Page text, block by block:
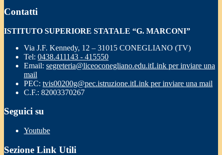
Contatti
ISTITUTO SUPERIORE STATALE “G. MARCONI”
Via J.F. Kennedy, 12 – 31015 CONEGLIANO (TV)
Tel: 0438.411143 - 415550
Email: segreteria@liceoconegliano.edu.itLink per inviare una
mail
PEC: tvis00200g@pec.istruzione.itLink per inviare una mail
C.F.: 82003370267
Seguici su
Youtube
Sezione Link Utili